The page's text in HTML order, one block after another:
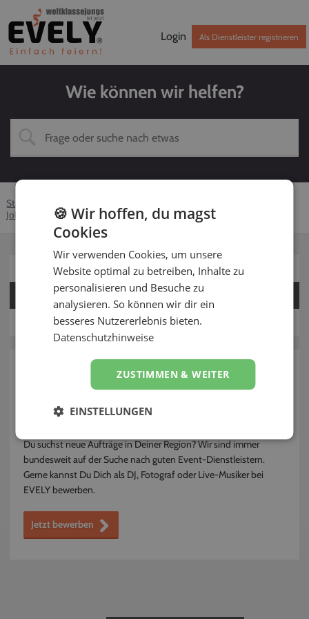
Login Als Dienstleister registrieren
Wie können wir helfen?
Startseite
Jobs & Bewerbung
Bewerben
Für Kunden
Für Dienstleister
bewerben?
Du suchst neue Aufträge in Deiner Region? Wir sind immer
bundesweit auf der Suche nach guten Event-Dienstleistern.
Gerne kannst Du Dich als DJ, Fotograf oder Live-Musiker bei
EVELY bewerben.
Jetzt bewerben
🍪 Wir hoffen, du magst
Cookies
Wir verwenden Cookies, um unsere
Website optimal zu betreiben, Inhalte zu
personalisieren und Besuche zu
analysieren. So können wir dir ein
besseres Nutzererlebnis bieten.
Datenschutzhinweise
ZUSTIMMEN & WEITER
EINSTELLUNGEN